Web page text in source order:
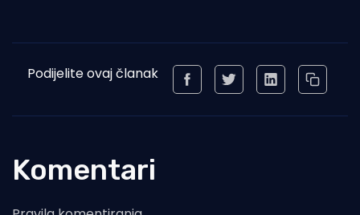
Podijelite ovaj članak
Komentari